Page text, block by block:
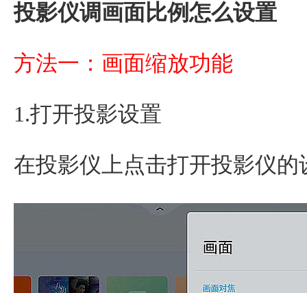
投影仪调画面比例怎么设置
方法一：画面缩放功能
1.打开投影设置
在投影仪上点击打开投影仪的